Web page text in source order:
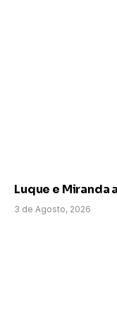
Luque e Miranda
3 de Agosto, 2026